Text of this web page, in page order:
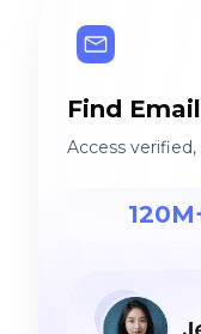
Find
Access